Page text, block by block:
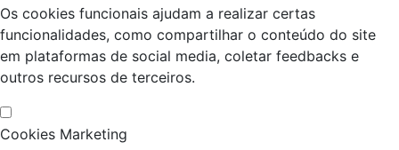
Os cookies funcionais ajudam a realizar certas
funcionalidades, como compartilhar o conteúdo do site
em plataformas de social media, coletar feedbacks e
outros recursos de terceiros.
Cookies Marketing